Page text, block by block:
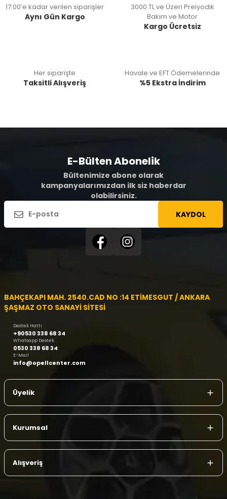
17:00’e kadar verilen siparişler
Aynı Gün Kargo
3000 TL ve Üzeri Preiyodik
Bakım ve Motor
Kargo Ücretsiz
Her siparişte
Taksitli Alışveriş
Havale ve EFT Ödemelerinde
%5 Ekstra İndirim
E-Bülten Abonelik
Bültenimize abone olarak
kampanyalarımızdan ilk siz haberdar
olabilirsiniz.
KAYDOL
BAHÇEKAPI MAH. 2540.CAD NO :14 ETİMESGUT / ANKARA
ŞAŞMAZ OTO SANAYİ SİTESİ
Destek Hattı
+90530 338 68 34
Whatsapp Destek
0530 338 68 34
E-Mail
info@opellcenter.com
Üyelik
Kurumsal
Alışveriş